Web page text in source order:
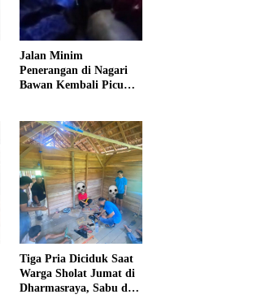
Jalan Minim
Penerangan di Nagari
Bawan Kembali Picu
Tiga Pria Diciduk Saat
Warga Sholat Jumat di
Dharmasraya, Sabu dan